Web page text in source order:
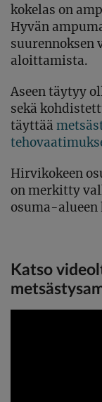
kokelas on
Hyvän
suurennoksen
aloittamista.
Aseen täytyy
sekä
täyttää
Hirvikokeen
on merkitty
osuma-alueen
Katso